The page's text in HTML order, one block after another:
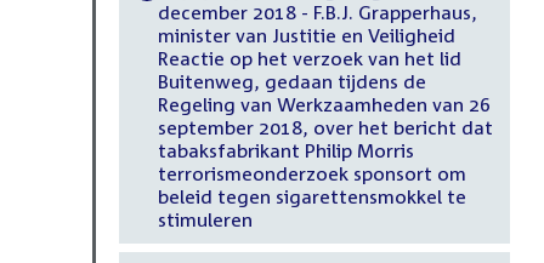
december 2018 - F.B.J. Grapperhaus,
minister van Justitie en Veiligheid
Reactie op het verzoek van het lid
Buitenweg, gedaan tijdens de
Regeling van Werkzaamheden van 26
september 2018, over het bericht dat
tabaksfabrikant Philip Morris
terrorismeonderzoek sponsort om
beleid tegen sigarettensmokkel te
stimuleren